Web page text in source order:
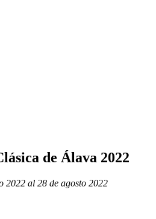
de Álava 2022
2022 al 28 de agosto 2022